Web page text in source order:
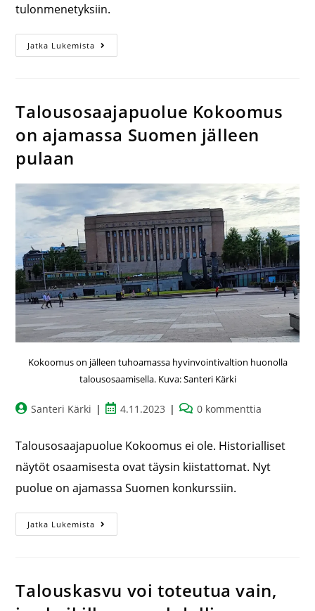
tulonmenetyksiin.
Jatka Lukemista
Talousosaajapuolue Kokoomus
on ajamassa Suomen jälleen
pulaan
Kokoomus on jälleen tuhoamassa hyvinvointivaltion huonolla
talousosaamisella. Kuva: Santeri Kärki
Santeri Kärki 4.11.2023 0 kommenttia
Talousosaajapuolue Kokoomus ei ole. Historialliset
näytöt osaamisesta ovat täysin kiistattomat. Nyt
puolue on ajamassa Suomen konkurssiin.
Jatka Lukemista
Talouskasvu voi toteutua vain,